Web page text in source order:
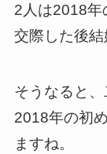
2人は2018年
交際した後結
そうなると
2018年の初
ますね。